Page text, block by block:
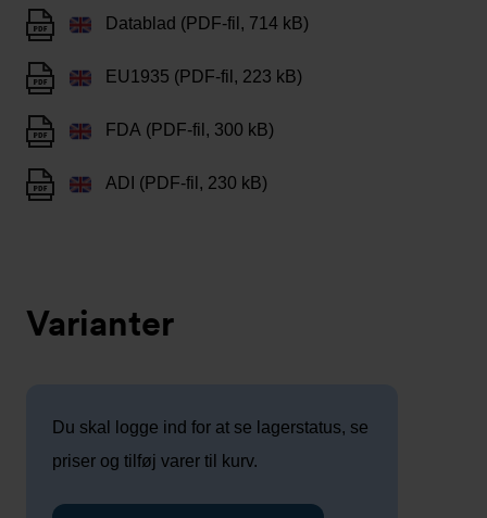
Datablad (PDF-fil, 714 kB)
EU1935 (PDF-fil, 223 kB)
FDA (PDF-fil, 300 kB)
ADI (PDF-fil, 230 kB)
Varianter
Du skal logge ind for at se lagerstatus, se
priser og tilføj varer til kurv.